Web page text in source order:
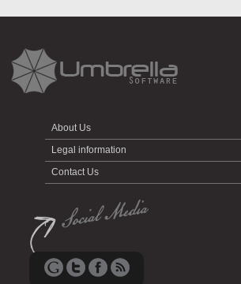
About Us
Legal information
Contact Us